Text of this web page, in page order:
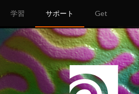
学習 サポート Get